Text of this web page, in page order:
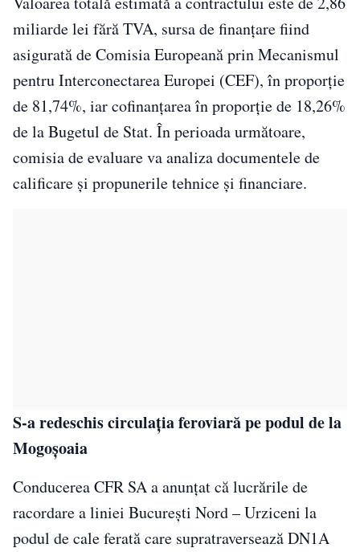
miliarde lei fără TVA, sursa de finanţare fiind
asigurată de Comisia Europeană prin Mecanismul
pentru Interconectarea Europei (CEF), în proporţie
de 81,74%, iar cofinanţarea în proporţie de 18,26%
de la Bugetul de Stat. În perioada următoare,
comisia de evaluare va analiza documentele de
calificare şi propunerile tehnice şi financiare.
S-a redeschis circulaţia feroviară pe podul de la
Mogoşoaia
Conducerea CFR SA a anunţat că lucrările de
racordare a liniei Bucureşti Nord – Urziceni la
podul de cale ferată care supratraversează DN1A